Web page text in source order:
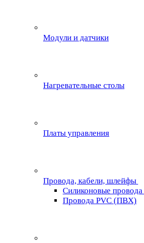
Модули и датчики
Нагревательные столы
Платы управления
Провода, кабели, шлейфы
Силиконовые провода
Провода PVC (ПВХ)